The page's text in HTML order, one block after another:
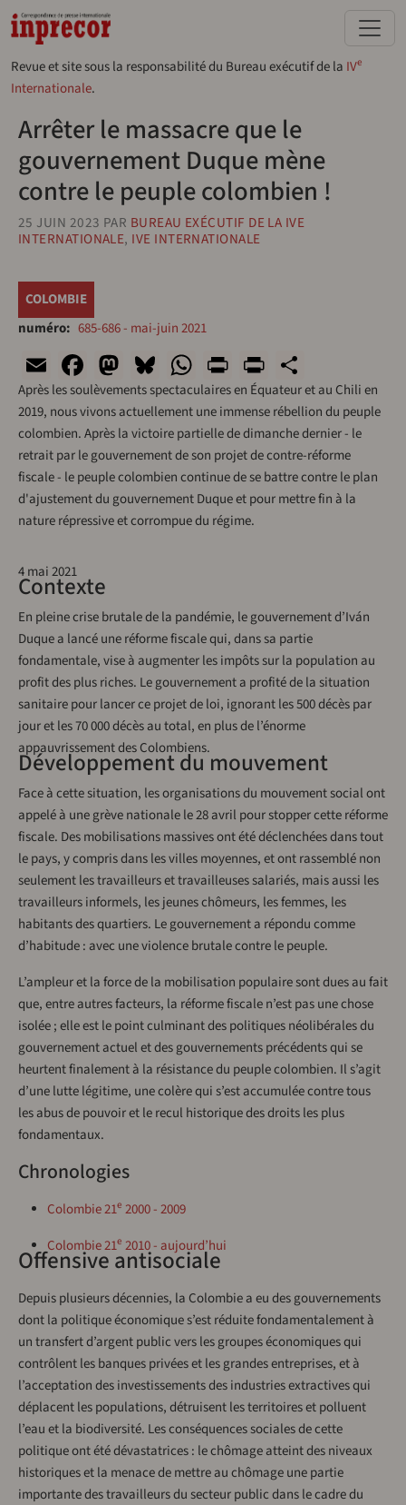
Aller au contenu principal
Revue et site sous la responsabilité du Bureau exécutif de la IVe
Internationale.
Arrêter le massacre que le
gouvernement Duque mène
contre le peuple colombien !
25 JUIN 2023 PAR BUREAU EXÉCUTIF DE LA IVE
INTERNATIONALE, IVE INTERNATIONALE
COLOMBIE
numéro
685-686 - mai-juin 2021
EmailFacebook
Mastodon
Bluesky
WhatsApp
Print
Après les soulèvements spectaculaires en Équateur et au Chili en
2019, nous vivons actuellement une immense rébellion du peuple
colombien. Après la victoire partielle de dimanche dernier - le
retrait par le gouvernement de son projet de contre-réforme
fiscale - le peuple colombien continue de se battre contre le plan
d'ajustement du gouvernement Duque et pour mettre fin à la
nature répressive et corrompue du régime.
4 mai 2021
Contexte
En pleine crise brutale de la pandémie, le gouvernement d’Iván
Duque a lancé une réforme fiscale qui, dans sa partie
fondamentale, vise à augmenter les impôts sur la population au
profit des plus riches. Le gouvernement a profité de la situation
sanitaire pour lancer ce projet de loi, ignorant les 500 décès par
jour et les 70 000 décès au total, en plus de l’énorme
appauvrissement des Colombiens.
Développement du mouvement
Face à cette situation, les organisations du mouvement social ont
appelé à une grève nationale le 28 avril pour stopper cette réforme
fiscale. Des mobilisations massives ont été déclenchées dans tout
le pays, y compris dans les villes moyennes, et ont rassemblé non
seulement les travailleurs et travailleuses salariés, mais aussi les
travailleurs informels, les jeunes chômeurs, les femmes, les
habitants des quartiers. Le gouvernement a répondu comme
d’habitude : avec une violence brutale contre le peuple.
L’ampleur et la force de la mobilisation populaire sont dues au fait
que, entre autres facteurs, la réforme fiscale n’est pas une chose
isolée ; elle est le point culminant des politiques néolibérales du
gouvernement actuel et des gouvernements précédents qui se
heurtent finalement à la résistance du peuple colombien. Il s’agit
d’une lutte légitime, une colère qui s’est accumulée contre tous
les abus de pouvoir et le recul historique des droits les plus
fondamentaux.
Chronologies
Colombie 21e 2000 - 2009
Colombie 21e 2010 - aujourd’hui
Offensive antisociale
Depuis plusieurs décennies, la Colombie a eu des gouvernements
dont la politique économique s’est réduite fondamentalement à
un transfert d’argent public vers les groupes économiques qui
contrôlent les banques privées et les grandes entreprises, et à
l’acceptation des investissements des industries extractives qui
déplacent les populations, détruisent les territoires et polluent
l’eau et la biodiversité. Les conséquences sociales de cette
politique ont été dévastatrices : le chômage atteint des niveaux
historiques et la menace de mettre au chômage une partie
importante des travailleurs du secteur public dans le cadre du